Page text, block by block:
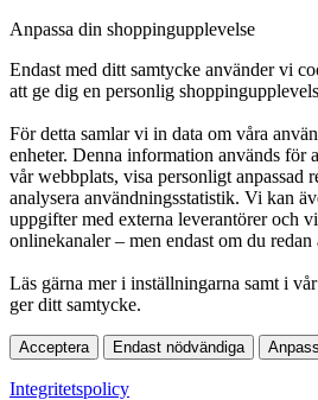
Anpassa din shoppingupplevelse
Endast med ditt samtycke använder vi
att ge dig en personlig
För detta samlar vi in data om våra
enheter. Denna information används för
vår webbplats, visa personligt anpassad
analysera användningsstatistik. Vi kan
uppgifter med externa leverantörer och
onlinekanaler – men endast om du redan
Läs gärna mer i inställningarna samt i vår
ger ditt samtycke.
Acceptera Endast nödvändiga
Integritetspolicy